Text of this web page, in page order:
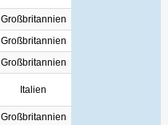
Großbritannien
Großbritannien
Großbritannien
Italien
Großbritannien